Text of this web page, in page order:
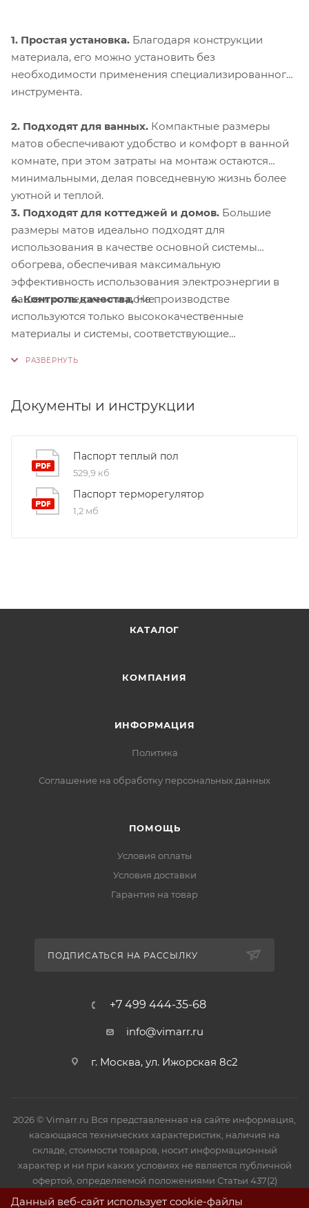
1. Простая установка. Благодаря конструкции
материала, его можно установить без
необходимости применения специализированного
инструмента.
2. Подходят для ванных. Компактные размеры
матов обеспечивают удобство и комфорт в ванной
комнате, при этом затраты на монтаж остаются
минимальными, делая повседневную жизнь более
уютной и теплой.
3. Подходят для коттеджей и домов. Большие
размеры матов идеально подходят для
использования в качестве основной системы
обогрева, обеспечивая максимальную
эффективность использования электроэнергии в
вашем коттедже или доме.
4. Контроль качества.На производстве
используются только высококачественные
материалы и системы, соответствующие
Документы и инструкции
Паспорт теплый пол
529,9 кб
Паспорт терморегулятор
1,2 мб
КАТАЛОГ
КОМПАНИЯ
ИНФОРМАЦИЯ
Политика
Соглашение на обработку персональных данных
ПОМОЩЬ
Условия оплаты
Условия доставки
Гарантия на товар
ПОДПИСАТЬСЯ НА РАССЫЛКУ
+7 499 444-35-68
info@vimarr.ru
г. Москва, ул. Ижорская 8с2
2026 © Vimarr.ru Вся представленная на сайте информация,
касающаяся технических характеристик, наличия на
складе, стоимости товаров, носит информационный
характер и ни при каких условиях не является публичной
офертой, определяемой положениями Статьи 437(2)
Гражданского кодекса РФ.
Данный веб-сайт использует cookie-файлы